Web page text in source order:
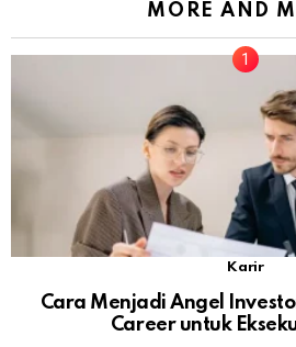
MORE AND
Karir
Cara Menjadi Angel
Career untuk